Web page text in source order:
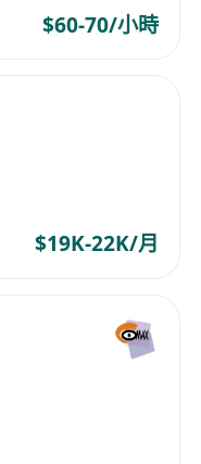
$60-70/小時
$19K-22K/月